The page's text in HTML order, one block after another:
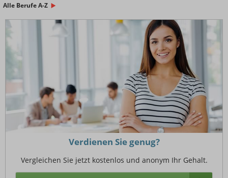
Alle Berufe A-Z
Verdienen Sie genug?
Vergleichen Sie jetzt kostenlos und anonym Ihr Gehalt.